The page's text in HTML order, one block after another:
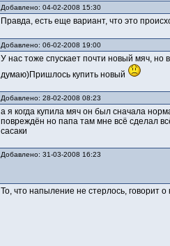
Добавлено: 04-02-2008 15:30
Правда, есть еще вариант, что это
Добавлено: 06-02-2008 19:00
У нас тоже спускает почти новый мяч,
думаю)Пришлось купить новый
Добавлено: 28-02-2008 08:23
а я когда купила мяч он был сначала
повреждён но папа там мне всё сделал
сасаки
Добавлено: 31-03-2008 16:23
То, что напыление не стерлось, говорит о